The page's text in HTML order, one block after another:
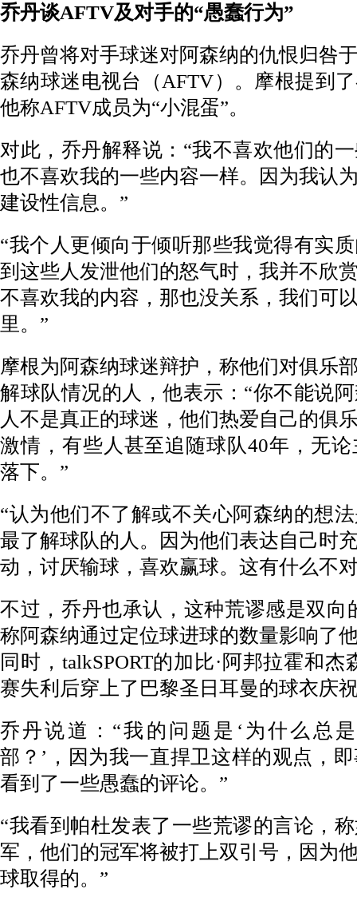
乔丹谈AFTV及对手的“愚蠢行为”
乔丹曾将对手球迷对阿森纳的仇恨归
森纳球迷电视台（AFTV）。摩根提到
他称AFTV成员为“小混蛋”。
对此，乔丹解释说：“我不喜欢他们的
也不喜欢我的一些内容一样。因为我认
建设性信息。”
“我个人更倾向于倾听那些我觉得有实
到这些人发泄他们的怒气时，我并不欣
不喜欢我的内容，那也没关系，我们可
里。”
摩根为阿森纳球迷辩护，称他们对俱乐
解球队情况的人，他表示：“你不能说
人不是真正的球迷，他们热爱自己的俱
激情，有些人甚至追随球队40年，无
落下。”
“认为他们不了解或不关心阿森纳的想
最了解球队的人。因为他们表达自己时
动，讨厌输球，喜欢赢球。这有什么不
不过，乔丹也承认，这种荒谬感是双向
称阿森纳通过定位球进球的数量影响了
同时，talkSPORT的加比·阿邦拉霍和
赛失利后穿上了巴黎圣日耳曼的球衣庆
乔丹说道：“我的问题是‘为什么总
部？’，因为我一直捍卫这样的观点，
看到了一些愚蠢的评论。”
“我看到帕杜发表了一些荒谬的言论，
军，他们的冠军将被打上双引号，因为
球取得的。”